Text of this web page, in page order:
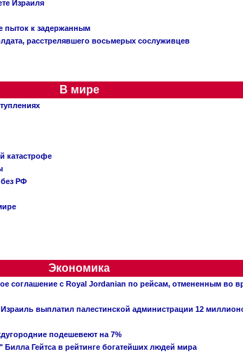
Израиля
пыток к задержанным
расстрелявшего восьмерых сослуживцев
В мире
катастрофе
РФ
Экономика
соглашение с Royal Jordanian по рейсам, отмененным во
выплатил палестинской администрации 12
подешевеют на 7%
Гейтса в рейтинге богатейших людей мира